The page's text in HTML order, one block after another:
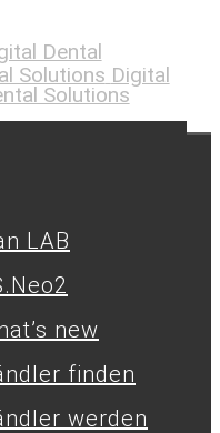
Dental
Digital
Solutions
LAB
new
finden
werden